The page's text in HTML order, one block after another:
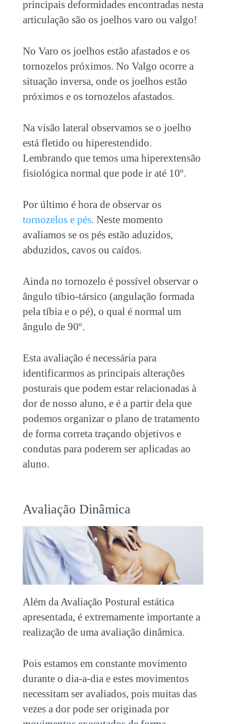
principais deformidades encontradas nesta
articulação são os joelhos varo ou valgo!
No Varo os joelhos estão afastados e os
tornozelos próximos. No Valgo ocorre a
situação inversa, onde os joelhos estão
próximos e os tornozelos afastados.
Na visão lateral observamos se o joelho
está fletido ou hiperestendido.
Lembrando que temos uma hiperextensão
fisiológica normal que pode ir até 10º.
Por último é hora de observar os
tornozelos e pés. Neste momento
avaliamos se os pés estão aduzidos,
abduzidos, cavos ou caídos.
Ainda no tornozelo é possível observar o
ângulo tíbio-társico (angulação formada
pela tíbia e o pé), o qual é normal um
ângulo de 90º.
Esta avaliação é necessária para
identificarmos as principais alterações
posturais que podem estar relacionadas à
dor de nosso aluno, e é a partir dela que
podemos organizar o plano de tratamento
de forma correta traçando objetivos e
condutas para poderem ser aplicadas ao
aluno.
Avaliação Dinâmica
Além da Avaliação Postural estática
apresentada, é extremamente importante a
realização de uma avaliação dinâmica.
Pois estamos em constante movimento
durante o dia-a-dia e estes movimentos
necessitam ser avaliados, pois muitas das
vezes a dor pode ser originada por